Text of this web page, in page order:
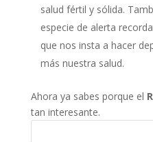
salud fértil y sólida.
especie de alerta
que nos insta a hacer
más nuestra salud.
Ahora ya sabes porque el
tan interesante.